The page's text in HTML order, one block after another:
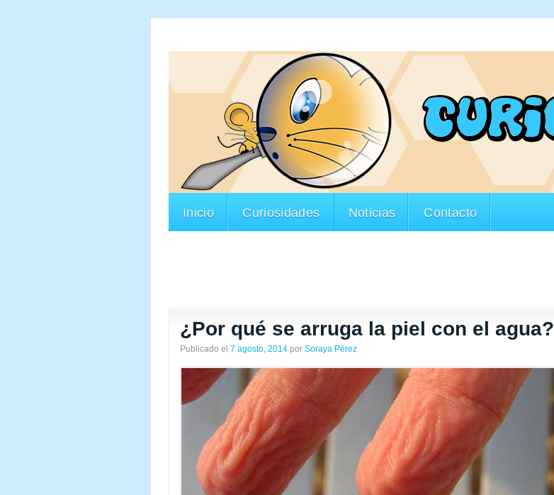
Inicio Curiosidades Noticias Contacto
¿Por qué se arruga la piel con el agua?
Publicado el 7 agosto, 2014 por Soraya Pérez